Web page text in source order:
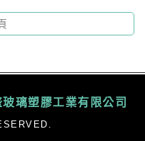
璃塑膠工業有限公司